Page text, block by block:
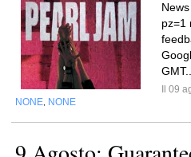
pz=1
GMT...
Il 09
NONE NONE